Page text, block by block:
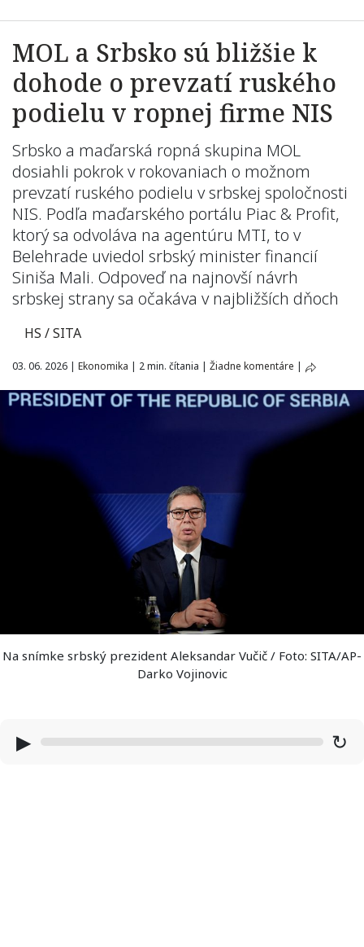
MOL a Srbsko sú bližšie k
dohode o prevzatí ruského
podielu v ropnej firme NIS
Srbsko a maďarská ropná skupina MOL
dosiahli pokrok v rokovaniach o možnom
prevzatí ruského podielu v srbskej spoločnosti
NIS. Podľa maďarského portálu Piac & Profit,
ktorý sa odvoláva na agentúru MTI, to v
Belehrade uviedol srbský minister financií
Siniša Mali. Odpoveď na najnovší návrh
srbskej strany sa očakáva v najbližších dňoch
HS / SITA
03. 06. 2026 | Ekonomika | 2 min. čítania | Žiadne komentáre |
Na snímke srbský prezident Aleksandar Vučič / Foto: SITA/AP-
Darko Vojinovic
▶ ↻